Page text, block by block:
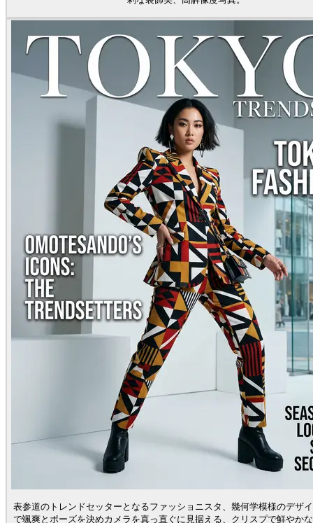
表参道のトレンドセッターとなるファッショニスタ、幾何学模様のデザ
で颯爽とポーズを決めカメラを真っ直ぐに見据える、クリスプで鮮やか